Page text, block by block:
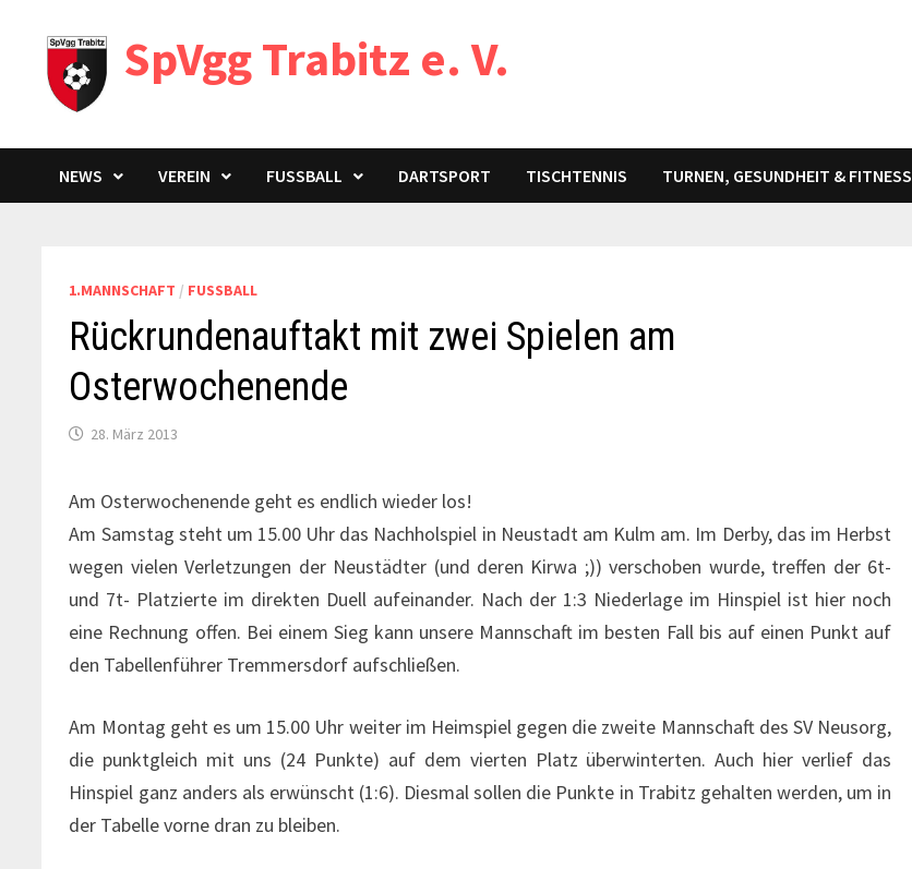
springen
SpVgg Trabitz e. V.
NEWS VEREIN FUSSBALL DARTSPORT TISCHTENNIS TURNEN, GESUNDHEIT & FITNESS
1.MANNSCHAFT / FUSSBALL
Rückrundenauftakt mit zwei Spielen am
Osterwochenende
28. März 2013
Am Osterwochenende geht es endlich wieder los!
Am Samstag steht um 15.00 Uhr das Nachholspiel in Neustadt am Kulm am. Im Derby, das im Herbst
wegen vielen Verletzungen der Neustädter (und deren Kirwa ;)) verschoben wurde, treffen der 6t-
und 7t- Platzierte im direkten Duell aufeinander. Nach der 1:3 Niederlage im Hinspiel ist hier noch
eine Rechnung offen. Bei einem Sieg kann unsere Mannschaft im besten Fall bis auf einen Punkt auf
den Tabellenführer Tremmersdorf aufschließen.
Am Montag geht es um 15.00 Uhr weiter im Heimspiel gegen die zweite Mannschaft des SV Neusorg,
die punktgleich mit uns (24 Punkte) auf dem vierten Platz überwinterten. Auch hier verlief das
Hinspiel ganz anders als erwünscht (1:6). Diesmal sollen die Punkte in Trabitz gehalten werden, um in
der Tabelle vorne dran zu bleiben.